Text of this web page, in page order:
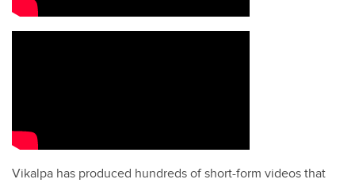
Vikalpa has produced hundreds of short-form videos that